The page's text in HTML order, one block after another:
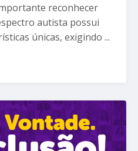
reconhecer
autista possui
únicas, exigindo ...